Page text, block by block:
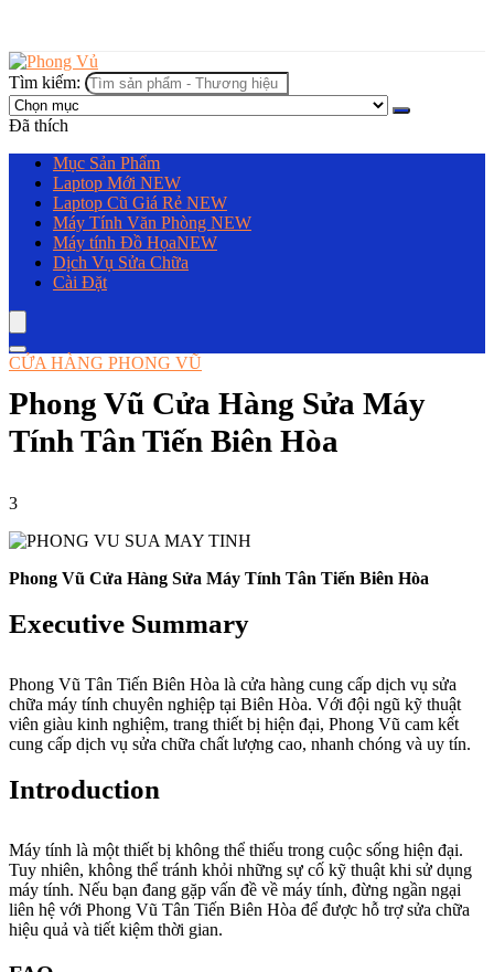
Tìm kiếm:
Đã thích
Mục Sản Phẩm
Laptop Mới NEW
Laptop Cũ Giá Rẻ NEW
Máy Tính Văn Phòng NEW
Máy tính Đồ HọaNEW
Dịch Vụ Sửa Chữa
Cài Đặt
CỬA HÀNG PHONG VŨ
Phong Vũ Cửa Hàng Sửa Máy
Tính Tân Tiến Biên Hòa
3
Phong Vũ Cửa Hàng Sửa Máy Tính Tân Tiến Biên Hòa
Executive Summary
Phong Vũ Tân Tiến Biên Hòa là cửa hàng cung cấp dịch vụ sửa
chữa máy tính chuyên nghiệp tại Biên Hòa. Với đội ngũ kỹ thuật
viên giàu kinh nghiệm, trang thiết bị hiện đại, Phong Vũ cam kết
cung cấp dịch vụ sửa chữa chất lượng cao, nhanh chóng và uy tín.
Introduction
Máy tính là một thiết bị không thể thiếu trong cuộc sống hiện đại.
Tuy nhiên, không thể tránh khỏi những sự cố kỹ thuật khi sử dụng
máy tính. Nếu bạn đang gặp vấn đề về máy tính, đừng ngần ngại
liên hệ với Phong Vũ Tân Tiến Biên Hòa để được hỗ trợ sửa chữa
hiệu quả và tiết kiệm thời gian.